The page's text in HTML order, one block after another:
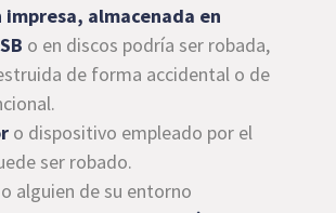
impresa, almacenada en
o en discos podría ser robada,
de forma accidental o de
o dispositivo empleado por el
ser robado.
alguien de su entorno